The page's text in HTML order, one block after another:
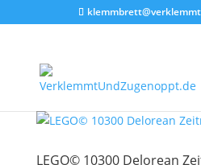
LEGO© 10300 Delorean